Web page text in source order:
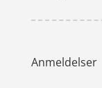
Anmeldelser